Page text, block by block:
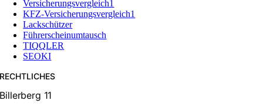
Versicherungsvergleich1
KFZ-Versicherungsvergleich1
Lackschützer
Führerscheinumtausch
TIQQLER
SEOKI
RECHTLICHES
Billerberg 11